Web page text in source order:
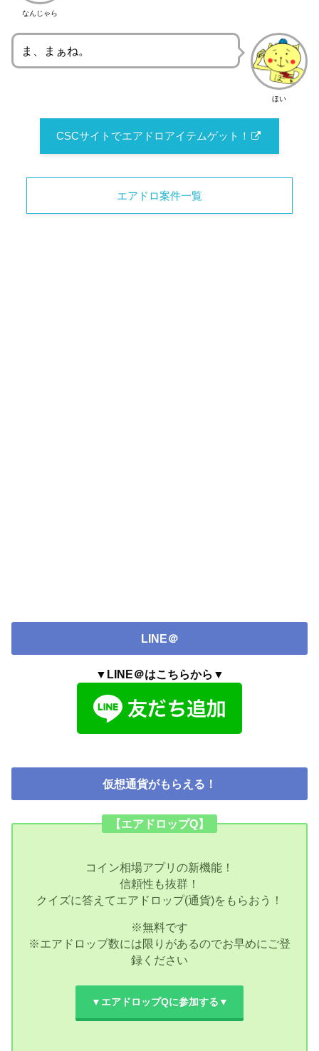
なんじゃら
ほい
ま、まぁね。
CSCサイトでエアドロアイテムゲット！
エアドロ案件一覧
LINE＠
▼LINE＠はこちらから▼
仮想通貨がもらえる！
【エアドロップQ】
コイン相場アプリの新機能！
信頼性も抜群！
クイズに答えてエアドロップ(通貨)をもらおう！
※無料です
※エアドロップ数には限りがあるのでお早めにご登
録ください
▼エアドロップQに参加する▼